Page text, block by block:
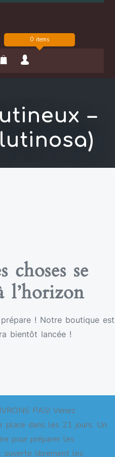
PAS! Venez
place dans les 21 jours. Un
pour préparer les
ouverte librement les
0 items
–
choses se
l’horizon
prépare ! Notre boutique est
bientôt lancée !